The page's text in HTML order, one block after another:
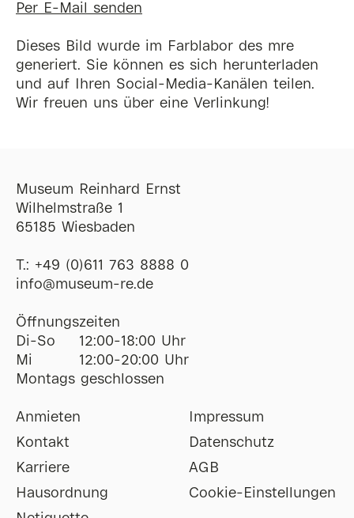
Per E-Mail senden
Dieses Bild wurde im Farblabor des mre
generiert. Sie können es sich herunterladen
und auf Ihren Social-Media-Kanälen teilen.
Wir freuen uns über eine Verlinkung!
Museum Reinhard Ernst
Wilhelmstraße 1
65185 Wiesbaden
T.: +49 (0)611 763 8888 0
ofni@museum-re de
Öffnungszeiten
Di-So
12:00-18:00 Uhr
Mi
12:00-20:00 Uhr
Montags geschlossen
Anmieten
Kontakt
Karriere
Hausordnung
Impressum
Datenschutz
AGB
Cookie-Einstellungen